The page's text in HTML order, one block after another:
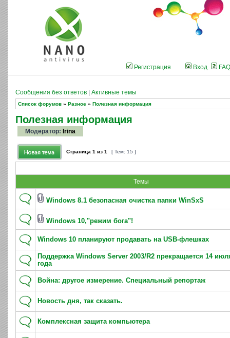
Регистрация Вход FAQ
Сообщения без ответов Активные темы
Список форумов » Разное » Полезная информация
Полезная информация
Модератор: Irina
Страница 1 из 1 [ Тем: 15 ]
Темы
Windows 8.1 безопасная очистка папки WinSxS
Windows 10,"режим бога"!
Windows 10 планируют продавать на USB-флешках
Поддержка Windows Server 2003/R2 прекращается 14
года
Война: другое измерение. Специальный репортаж
Новость дня, так сказать.
Комплексная защита компьютера